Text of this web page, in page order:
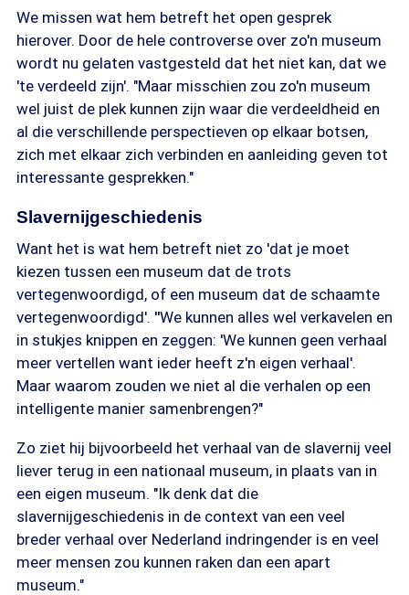
We missen wat hem betreft het open gesprek
hierover. Door de hele controverse over zo'n museum
wordt nu gelaten vastgesteld dat het niet kan, dat we
'te verdeeld zijn'. "Maar misschien zou zo'n museum
wel juist de plek kunnen zijn waar die verdeeldheid en
al die verschillende perspectieven op elkaar botsen,
zich met elkaar zich verbinden en aanleiding geven tot
interessante gesprekken."
Slavernijgeschiedenis
Want het is wat hem betreft niet zo 'dat je moet
kiezen tussen een museum dat de trots
vertegenwoordigd, of een museum dat de schaamte
vertegenwoordigd'. "We kunnen alles wel verkavelen en
in stukjes knippen en zeggen: 'We kunnen geen verhaal
meer vertellen want ieder heeft z'n eigen verhaal'.
Maar waarom zouden we niet al die verhalen op een
intelligente manier samenbrengen?"
Zo ziet hij bijvoorbeeld het verhaal van de slavernij veel
liever terug in een nationaal museum, in plaats van in
een eigen museum. "Ik denk dat die
slavernijgeschiedenis in de context van een veel
breder verhaal over Nederland indringender is en veel
meer mensen zou kunnen raken dan een apart
museum."